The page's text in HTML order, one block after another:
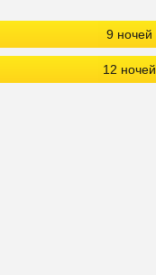
9 ночей
12 ночей